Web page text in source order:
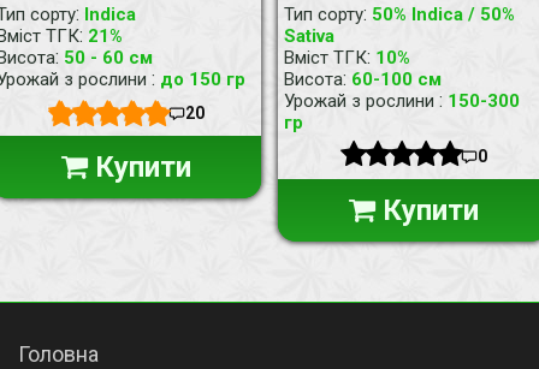
сорту: Indica
ТГК: 21%
: 50 - 60 см
з рослини : до 150 гр
20
Купити
Тип сорту: 50% Indica / 50%
Sativa
Вміст ТГК: 10%
Висота: 60-100 см
Урожай з рослини : 150-300
гр
0
Купити
Головна